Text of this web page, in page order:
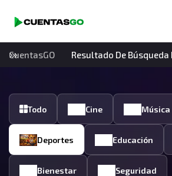
CuentasGO Resultado De
Todo Cine Música
Deportes Educación
Bienestar Seguridad